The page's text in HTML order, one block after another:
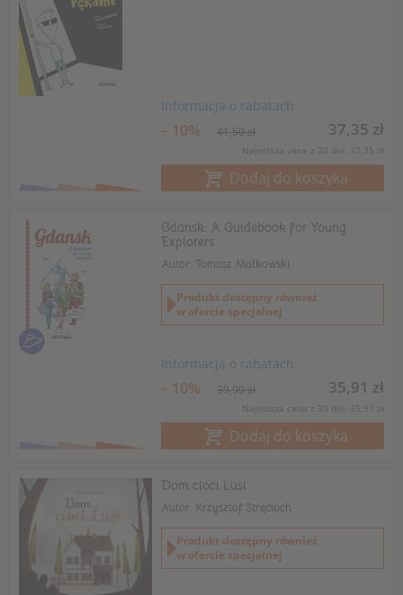
– 10%
Informacja o rabatach
41,50 zł 37,35 zł
Najniższa cena z 30 dni: 37,35 zł
Dodaj do koszyka
Gdansk: A Guidebook for Young
Explorers
Autor: Tomasz Małkowski
Produkt dostępny również
w ofercie specjalnej
– 10%
Informacja o rabatach
39,90 zł 35,91 zł
Najniższa cena z 30 dni: 35,91 zł
Dodaj do koszyka
Dom cioci Lusi
Autor: Krzysztof Stręcioch
Produkt dostępny również
w ofercie specjalnej